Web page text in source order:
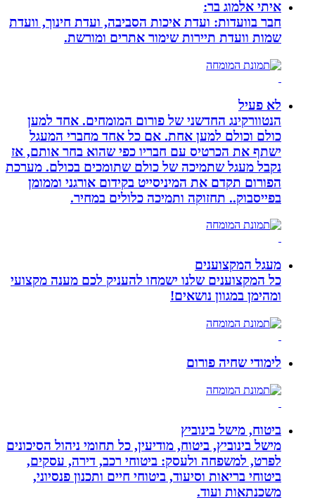
איתי אלמוג בר:
חבר בוועדות: ועדת איכות הסביבה, ועדת חינוך, וועדת
שמות וועדת תיירות שימור אתרים ומורשת.
לא פעיל
הנטוורקינג החדשני של פורום המומחים. אחד למען
כולם וכולם למען אחת. אם כל אחד מחברי המעגל
ישתף את הכרטיס עם חבריו כפי שהוא בחר אותם, אז
נקבל מעגל שתמיכה של כולם שתומכים בכולם. מערכת
הפורום תקדם את המיניסייט בקידום אורגני וממומן
בפייסבוק.. תחזוקה ותמיכה כלולים במחיר.
מעגל המקצוענים
כל המקצוענים שלנו ישמחו להעניק לכם מענה מקצועי
ומהימן במגוון נושאים!
לימודי שחיה פורום
ביטוח, מישל בינוביץ
מישל בינוביץ, ביטוח, מודיעין, כל תחומי ניהול הסיכונים
לפרט, למשפחה ולעסק: ביטוחי רכב, דירה, עסקים,
ביטוחי בריאות וסיעוד, ביטוחי חיים ותכנון פנסיוני,
משכנתאות ועוד.